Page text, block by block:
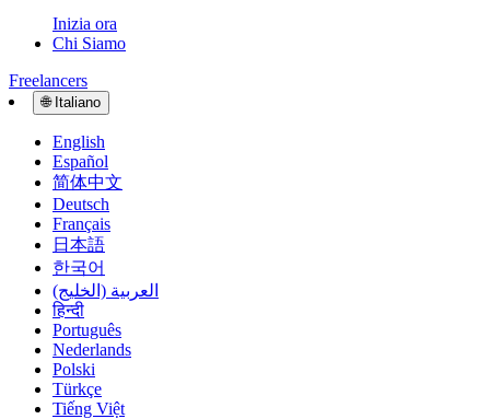
Inizia ora
Chi Siamo
Freelancers
🌐 Italiano
English
Español
简体中文
Deutsch
Français
日本語
한국어
العربية (الخليج)
हिन्दी
Português
Nederlands
Polski
Türkçe
Tiếng Việt